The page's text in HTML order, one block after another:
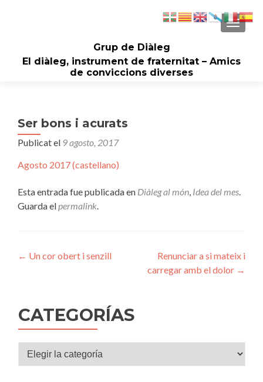
Grup de Diàleg
El diàleg, instrument de fraternitat – Amics
de conviccions diverses
Ser bons i acurats
Publicat el 9 agosto, 2017
Agosto 2017 (castellano)
Esta entrada fue publicada en Diàleg al món, Idea del mes.
Guarda elpermalink.
Navegación
← Un cor obert i senzill
Renunciar a si mateix i
carregar amb el dolor →
CATEGORÍAS
Categorías